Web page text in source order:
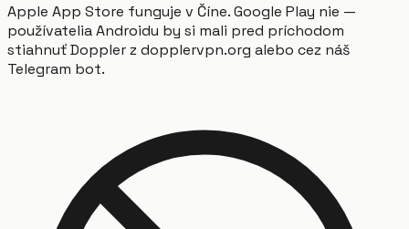
Apple App Store funguje v Číne. Google Play nie —
používatelia Androidu by si mali pred príchodom
stiahnuť Doppler z dopplervpn.org alebo cez náš
Telegram bot.